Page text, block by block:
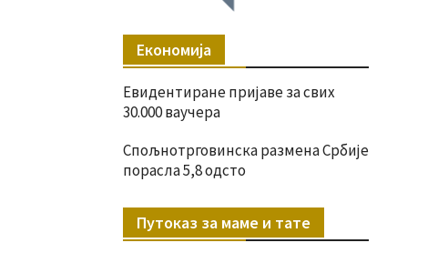
Економија
Евидентиране пријаве за свих
30.000 ваучера
Спољнотрговинска размена Србије
порасла 5,8 одсто
Путоказ за маме и тате